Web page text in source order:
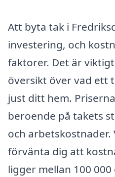
Att byta tak i
investering, och
faktorer. Det är
översikt över vad ett
just ditt hem.
beroende på takets
och arbetskostnader.
förvänta dig att
ligger mellan 100